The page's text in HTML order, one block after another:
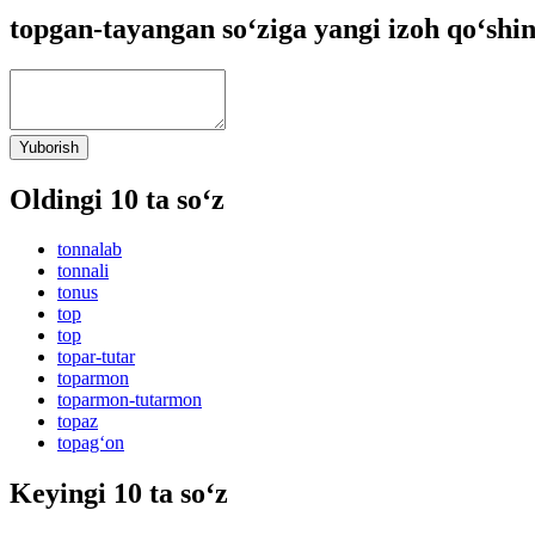
topgan-tayangan so‘ziga yangi izoh
Yuborish
Oldingi 10 ta so‘z
tonnalab
tonnali
tonus
top
top
topar-tutar
toparmon
toparmon-tutarmon
topaz
topag‘on
Keyingi 10 ta so‘z